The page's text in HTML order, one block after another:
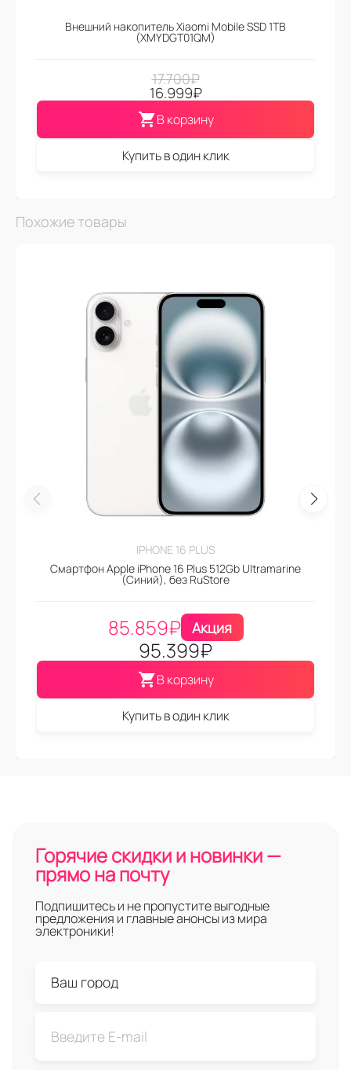
Внешний накопитель Xiaomi Mobile SSD 1TB
(XMYDGT01QM)
17.700₽
16.999₽
В корзину
Купить в один клик
Похожие товары
IPHONE 16 PLUS
Смартфон Apple iPhone 16 Plus 512Gb Ultramarine
(Синий), без RuStore
85.859₽ Акция
95.399₽
В корзину
Купить в один клик
Горячие скидки и новинки —
прямо на почту
Подпишитесь и не пропустите выгодные
предложения и главные анонсы из мира
электроники!